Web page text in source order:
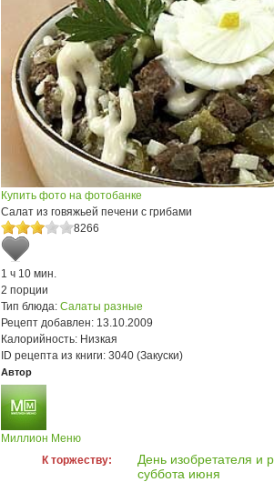
Купить фото на фотобанке
Салат из говяжьей печени с грибами
8266
1 ч 10 мин.
2 порции
Тип блюда: Салаты разные
Рецепт добавлен: 13.10.2009
Калорийность: Низкая
ID рецепта из книги: 3040 (Закуски)
Автор
Миллион Меню
К торжеству:
День изобретателя и
суббота июня